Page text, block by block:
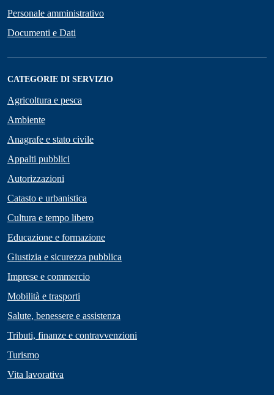
Personale amministrativo
Documenti e Dati
CATEGORIE DI SERVIZIO
Agricoltura e pesca
Ambiente
Anagrafe e stato civile
Appalti pubblici
Autorizzazioni
Catasto e urbanistica
Cultura e tempo libero
Educazione e formazione
Giustizia e sicurezza pubblica
Imprese e commercio
Mobilità e trasporti
Salute, benessere e assistenza
Tributi, finanze e contravvenzioni
Turismo
Vita lavorativa